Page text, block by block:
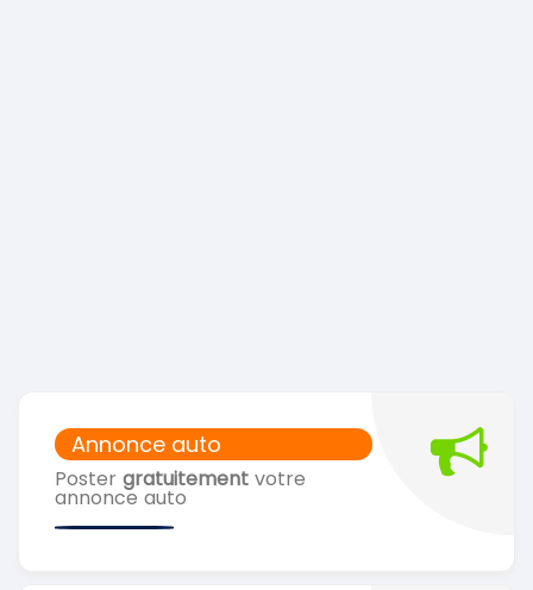
Annonce auto
Poster gratuitement votre
annonce auto